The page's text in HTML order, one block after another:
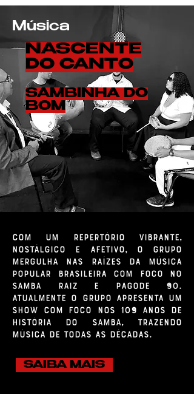
Música
NASCENTE
DO CANTO
SAMBINHA DO
BOM
COM UM REPERTÓRIO VIBRANTE,
NOSTÁLGICO E AFETIVO, O GRUPO
MERGULHA NAS RAÍZES DA MÚSICA
POPULAR BRASILEIRA COM FOCO NO
SAMBA RAIZ E PAGODE 90.
ATUALMENTE O GRUPO APRESENTA UM
SHOW COM FOCO NOS 109 ANOS DE
HISTÓRIA DO SAMBA, TRAZENDO
MÚSICA DE TODAS AS DÉCADAS.
SAIBA MAIS